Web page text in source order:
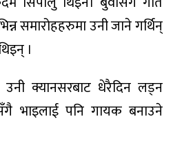
समारोहहरुमा उनी जाने गर्थिन्
।
क्यानसरबाट धेरैदिन लड्न
भाइलाई पनि गायक बनाउने